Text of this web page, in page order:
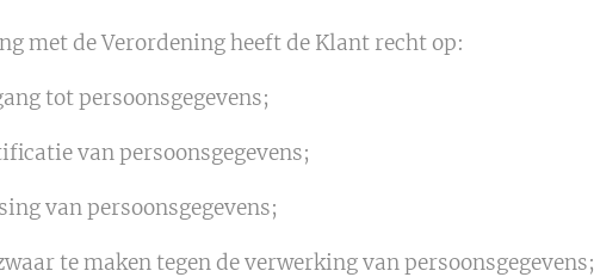
met de Verordening heeft de Klant recht op:
tot persoonsgegevens;
van persoonsgegevens;
van persoonsgegevens;
te maken tegen de verwerking van persoonsgegevens;